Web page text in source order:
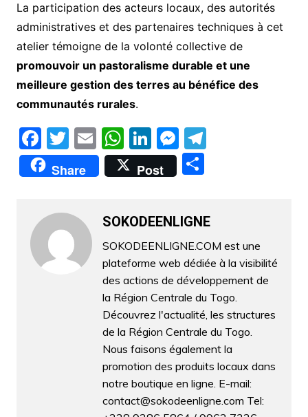
La participation des acteurs locaux, des autorités
administratives et des partenaires techniques à cet
atelier témoigne de la volonté collective de
promouvoir un pastoralisme durable et une
meilleure gestion des terres au bénéfice des
communautés rurales.
F
a
c
b
o
o
T
w
itt
E
m
ai
W
h
at
A
p
p
Li
n
k
dI
n
M
e
s
e
n
g
er
T
a
m
Share Post
P
g
er
SOKODEENLIGNE
SOKODEENLIGNE.COM est une
plateforme web dédiée à la visibilité
des actions de développement de
la Région Centrale du Togo.
Découvrez l'actualité, les structures
de la Région Centrale du Togo.
Nous faisons également la
promotion des produits locaux dans
notre boutique en ligne. E-mail:
contact@sokodeenligne.com Tel: